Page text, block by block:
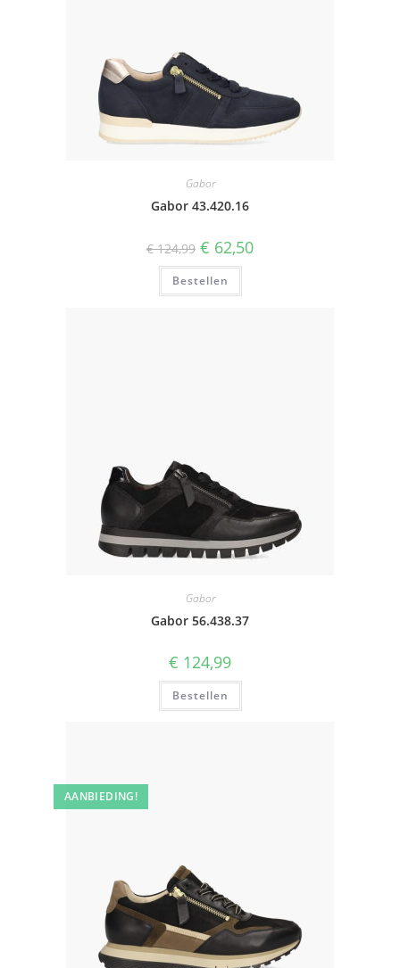
Gabor
Gabor 43.420.16
€124,99 Oorspronkelijke
prijs
was:
€ 124,99.
€ 62,50Huidige
Bestellen
Gabor
Gabor 56.438.37
€ 124,99
Bestellen
AANBIEDING!